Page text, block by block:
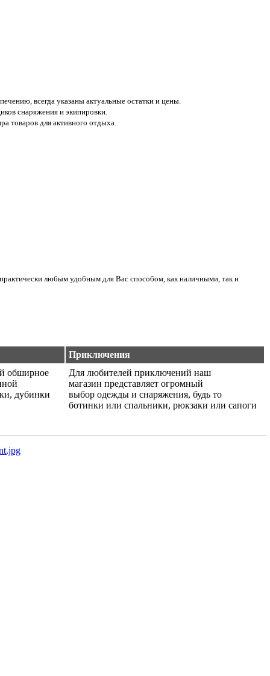
всегда указаны актуальные остатки и цены.
снаряжения и экипировки.
товаров для активного отдыха.
любым удобным для Вас способом, как наличными, так и
Приключения
обширное
дубинки
Для любителей приключений наш
магазин представляет огромный
выбор одежды и снаряжения, будь то
ботинки или спальники, рюкзаки или сапоги